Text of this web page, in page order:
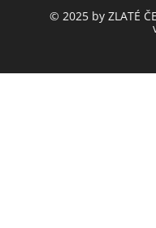
© 2025 by ZLATÉ